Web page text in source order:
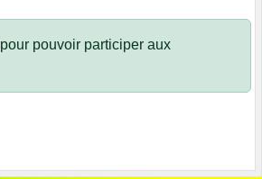
pour pouvoir participer aux